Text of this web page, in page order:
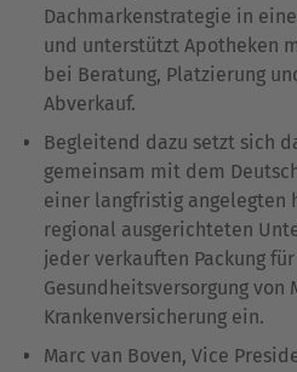
Dachmarkenstrategie in
und unterstützt Apotheken
bei Beratung, Platzierung
Abverkauf.
Begleitend dazu setzt sich
gemeinsam mit dem
einer langfristig angelegten
regional ausgerichteten
jeder verkauften Packung
Gesundheitsversorgung von
Krankenversicherung ein.
Marc van Boven, Vice